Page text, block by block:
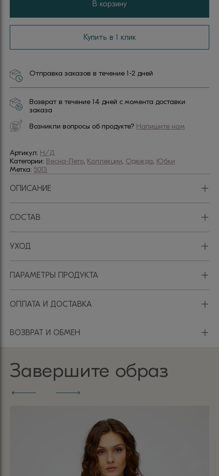
В корзину
Купить в 1 клик
Отправка заказов в течение 1-2 дней
Возврат в течение 14 дней с момента доставки
заказа
Возникли вопросы об продукте? Напишите нам
Артикул: Н/Д
Категории: Весна-Лето, Коллекции, Одежда, Юбки
Метка: 5013
ОПИСАНИЕ +
СОСТАВ +
УХОД +
ПАРАМЕТРЫ ПРОДУКТА +
ОПЛАТА И ДОСТАВКА +
ВОЗВРАТ И ОБМЕН +
Завершите образ